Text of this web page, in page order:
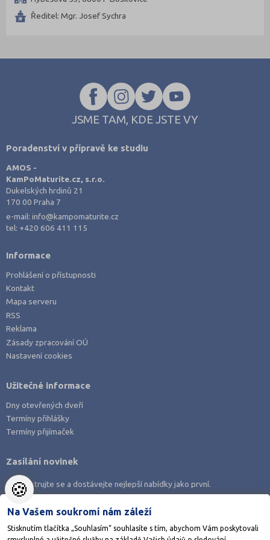
Svitavy (1)
Trutnov (1)
Ředitel: Mgr. Josef Sychra
JSME TAM, KDE JSTE VY
Poradenství v přípravě ke studiu
AMOS -
KamPoMaturite.cz, s.r.o.
Dukelských hrdinů 21
170 00 Praha 7
e-mail:info@kampomaturite.cz
tel: +420 606 411 115
Informace
Prohlášení o přístupnosti
Kontakt
Mapa serveru
RSS
Reklama
Zásady zpracování OÚ
Nastavení cookies
Užitečné informace
Dny otevřených dveří
Termíny přihlášky
Termíny přijímaček
Zasílání novinek
Zaregistrujte se a dostávejte nejlepší nabídky jako první.
🍪
Na Vašem soukromí nám záleží
Stisknutím tlačítka „Souhlasím“ souhlasíte s tím, abychom Vám poskytovali